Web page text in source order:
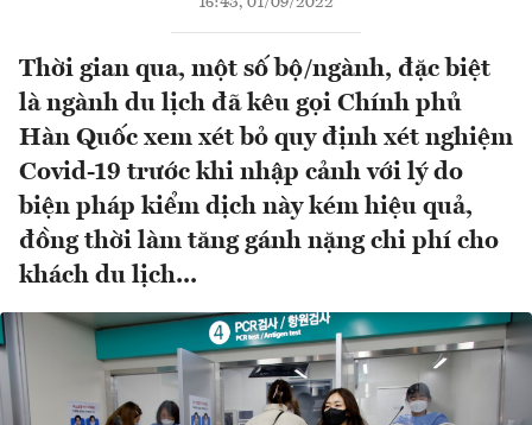
Thời gian qua, một số bộ/ngành, đặc biệt
là ngành du lịch đã kêu gọi Chính phủ
Hàn Quốc xem xét bỏ quy định xét nghiệm
Covid-19 trước khi nhập cảnh với lý do
biện pháp kiểm dịch này kém hiệu quả,
đồng thời làm tăng gánh nặng chi phí cho
khách du lịch...